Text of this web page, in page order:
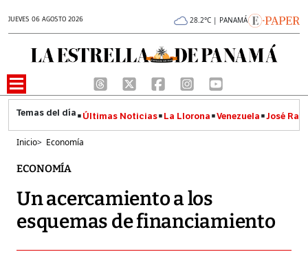
JUEVES 06 AGOSTO 2026 28.2°C | PANAMÁ
Últimas Noticias La Llorona Venezuela José
Inicio> Economía
ECONOMÍA
Un acercamiento a los
esquemas de financiamiento